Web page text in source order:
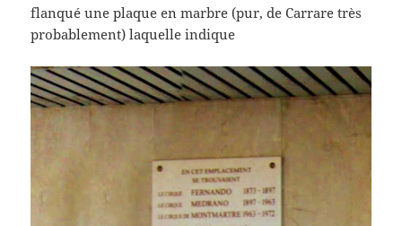
flanqué une plaque en marbre (pur, de Carrare très
probablement) laquelle indique